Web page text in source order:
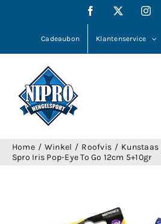
Facebook
Cadeaubon Klantenservice
Home Winkel Roofvis Kunstaas
Spro Iris Pop-Eye To Go 12cm 5+10gr